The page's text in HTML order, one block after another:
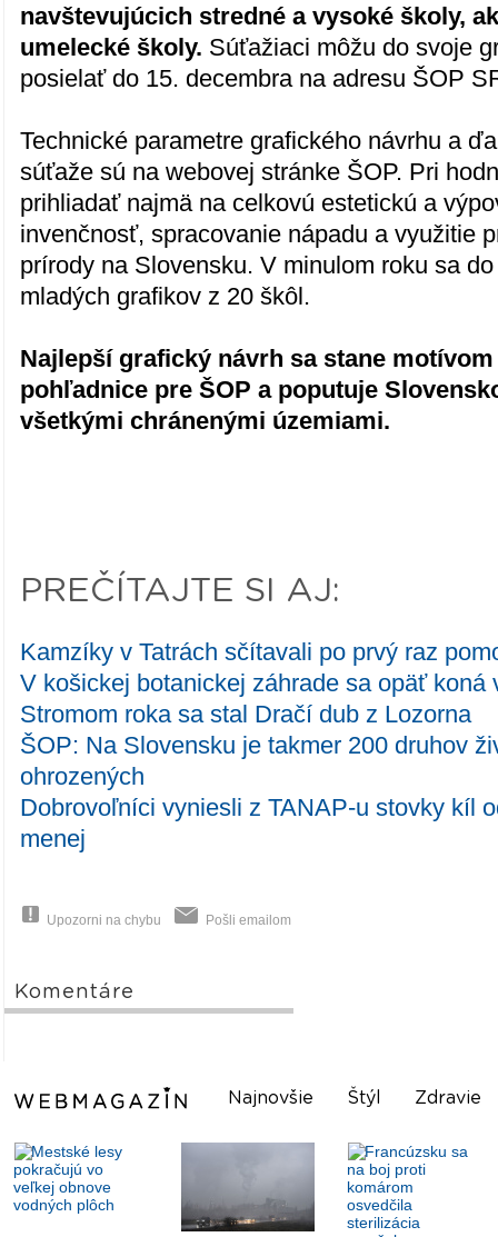
navštevujúcich stredné a vysoké školy,
umelecké školy. Súťažiaci môžu do svoje
posielať do 15. decembra na adresu ŠOP
Technické parametre grafického návrhu a
súťaže sú na webovej stránke ŠOP. Pri
prihliadať najmä na celkovú estetickú a
invenčnosť, spracovanie nápadu a využitie
prírody na Slovensku. V minulom roku sa
mladých grafikov z 20 škôl.
Najlepší grafický návrh sa stane
pohľadnice pre ŠOP a poputuje
všetkými chránenými územiami.
PREČÍTAJTE SI AJ:
Kamzíky v Tatrách sčítavali po prvý raz
V košickej botanickej záhrade sa opäť koná
Stromom roka sa stal Dračí dub z Lozorna
ŠOP: Na Slovensku je takmer 200 druhov
ohrozených
Dobrovoľníci vyniesli z TANAP-u stovky kíl
menej
Upozorni na chybu Pošli emailom
Komentáre
Najnovšie Štýl Zdravie